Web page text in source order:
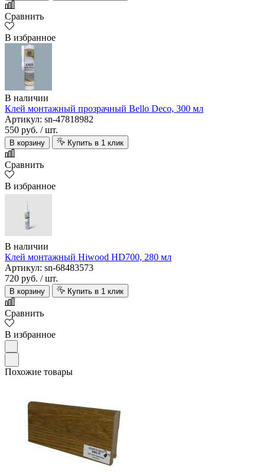
Сравнить
В избранное
В наличии
Клей монтажный прозрачный Bello Deco, 300 мл
Артикул: sn-47818982
550 руб. / шт.
В корзину Купить в 1 клик
Сравнить
В избранное
В наличии
Клей монтажный Hiwood HD700, 280 мл
Артикул: sn-68483573
720 руб. / шт.
В корзину Купить в 1 клик
Сравнить
В избранное
Похожие товары